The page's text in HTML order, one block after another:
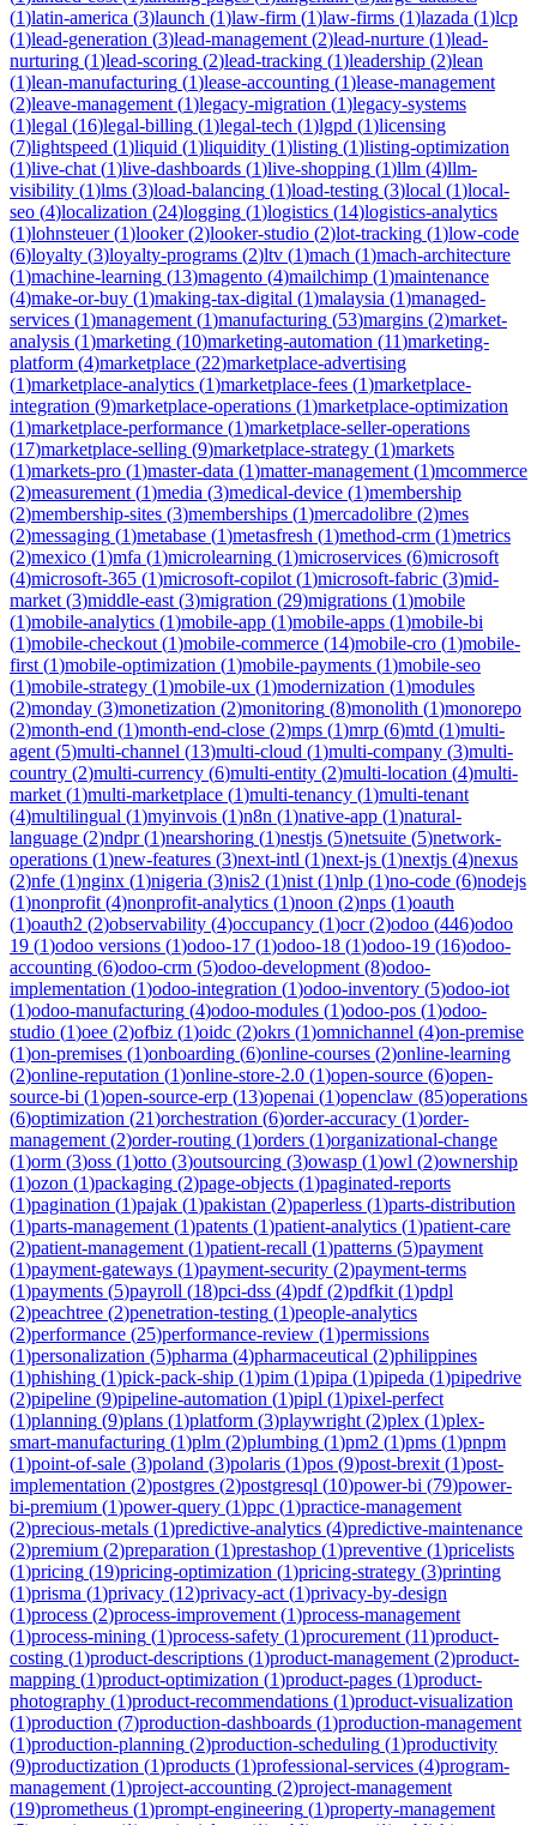
(1)latin-america (3)launch (1)law-firm (1)law-firms (1)lazada (1)lcp
(1)lead-generation (3)lead-management (2)lead-nurture (1)lead-
nurturing (1)lead-scoring (2)lead-tracking (1)leadership (2)lean
(1)lean-manufacturing (1)lease-accounting (1)lease-management
(2)leave-management (1)legacy-migration (1)legacy-systems
(1)legal (16)legal-billing (1)legal-tech (1)lgpd (1)licensing
(7)lightspeed (1)liquid (1)liquidity (1)listing (1)listing-optimization
(1)live-chat (1)live-dashboards (1)live-shopping (1)llm (4)llm-
visibility (1)lms (3)load-balancing (1)load-testing (3)local (1)local-
seo (4)localization (24)logging (1)logistics (14)logistics-analytics
(1)lohnsteuer(1)looker(2)looker-studio (2)lot-tracking (1)low-code
(6)loyalty (3)loyalty-programs (2)ltv (1)mach (1)mach-architecture
(1)machine-learning (13)magento (4)mailchimp (1)maintenance
(4)make-or-buy (1)making-tax-digital (1)malaysia (1)managed-
services (1)management (1)manufacturing (53)margins (2)market-
analysis (1)marketing (10)marketing-automation (11)marketing-
platform (4)marketplace (22)marketplace-advertising
(1)marketplace-analytics (1)marketplace-fees (1)marketplace-
integration (9)marketplace-operations (1)marketplace-optimization
(1)marketplace-performance (1)marketplace-seller-operations
(17)marketplace-selling (9)marketplace-strategy (1)markets
(1)markets-pro (1)master-data (1)matter-management (1)mcommerce
(2)measurement (1)media (3)medical-device (1)membership
(2)membership-sites (3)memberships (1)mercadolibre (2)mes
(2)messaging (1)metabase (1)metasfresh (1)method-crm (1)metrics
(2)mexico (1)mfa (1)microlearning (1)microservices (6)microsoft
(4)microsoft-365 (1)microsoft-copilot (1)microsoft-fabric (3)mid-
market (3)middle-east (3)migration (29)migrations (1)mobile
(1)mobile-analytics (1)mobile-app (1)mobile-apps (1)mobile-bi
(1)mobile-checkout (1)mobile-commerce (14)mobile-cro (1)mobile-
first (1)mobile-optimization (1)mobile-payments (1)mobile-seo
(1)mobile-strategy (1)mobile-ux (1)modernization (1)modules
(2)monday (3)monetization (2)monitoring (8)monolith (1)monorepo
(2)month-end (1)month-end-close (2)mps (1)mrp (6)mtd (1)multi-
agent (5)multi-channel (13)multi-cloud (1)multi-company (3)multi-
country (2)multi-currency (6)multi-entity (2)multi-location (4)multi-
market (1)multi-marketplace (1)multi-tenancy (1)multi-tenant
(4)multilingual (1)myinvois (1)n8n (1)native-app (1)natural-
language (2)ndpr(1)nearshoring (1)nestjs (5)netsuite (5)network-
operations (1)new-features (3)next-intl (1)next-js (1)nextjs (4)nexus
(2)nfe (1)nginx (1)nigeria (3)nis2 (1)nist (1)nlp (1)no-code (6)nodejs
(1)nonprofit (4)nonprofit-analytics (1)noon (2)nps (1)oauth
(1)oauth2 (2)observability (4)occupancy (1)ocr(2)odoo (446)odoo
19 (1)odoo versions (1)odoo-17 (1)odoo-18 (1)odoo-19 (16)odoo-
accounting (6)odoo-crm (5)odoo-development (8)odoo-
implementation (1)odoo-integration (1)odoo-inventory (5)odoo-iot
(1)odoo-manufacturing (4)odoo-modules (1)odoo-pos (1)odoo-
studio (1)oee (2)ofbiz (1)oidc (2)okrs (1)omnichannel (4)on-premise
(1)on-premises (1)onboarding (6)online-courses (2)online-learning
(2)online-reputation (1)online-store-2.0 (1)open-source (6)open-
source-bi (1)open-source-erp (13)openai (1)openclaw (85)operations
(6)optimization (21)orchestration (6)order-accuracy (1)order-
management (2)order-routing (1)orders (1)organizational-change
(1)orm (3)oss (1)otto (3)outsourcing (3)owasp (1)owl (2)ownership
(1)ozon (1)packaging (2)page-objects (1)paginated-reports
(1)pagination (1)pajak (1)pakistan (2)paperless (1)parts-distribution
(1)parts-management (1)patents (1)patient-analytics (1)patient-care
(2)patient-management (1)patient-recall (1)patterns (5)payment
(1)payment-gateways (1)payment-security (2)payment-terms
(1)payments (5)payroll (18)pci-dss (4)pdf(2)pdfkit (1)pdpl
(2)peachtree (2)penetration-testing (1)people-analytics
(2)performance (25)performance-review (1)permissions
(1)personalization (5)pharma (4)pharmaceutical (2)philippines
(1)phishing (1)pick-pack-ship (1)pim (1)pipa (1)pipeda (1)pipedrive
(2)pipeline (9)pipeline-automation (1)pipl (1)pixel-perfect
(1)planning (9)plans (1)platform (3)playwright (2)plex (1)plex-
smart-manufacturing (1)plm (2)plumbing (1)pm2 (1)pms (1)pnpm
(1)point-of-sale (3)poland (3)polaris (1)pos (9)post-brexit (1)post-
implementation (2)postgres (2)postgresql (10)power-bi (79)power-
bi-premium (1)power-query (1)ppc (1)practice-management
(2)precious-metals (1)predictive-analytics (4)predictive-maintenance
(2)premium (2)preparation (1)prestashop (1)preventive (1)pricelists
(1)pricing (19)pricing-optimization (1)pricing-strategy (3)printing
(1)prisma (1)privacy (12)privacy-act (1)privacy-by-design
(1)process (2)process-improvement (1)process-management
(1)process-mining (1)process-safety (1)procurement (11)product-
costing (1)product-descriptions (1)product-management (2)product-
mapping (1)product-optimization (1)product-pages (1)product-
photography (1)product-recommendations (1)product-visualization
(1)production (7)production-dashboards (1)production-management
(1)production-planning (2)production-scheduling (1)productivity
(9)productization (1)products (1)professional-services (4)program-
management (1)project-accounting (2)project-management
(19)prometheus (1)prompt-engineering (1)property-management